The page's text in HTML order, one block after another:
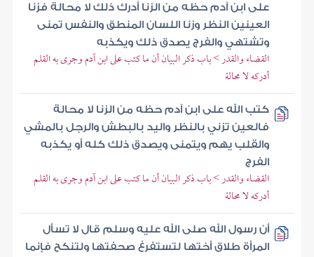
على ابن آدم حظه من الزنا أدرك ذلك لا محالة فزنا
العينين النظر وزنا اللسان المنطق والنفس تمنى
وتشتهي والفرج يصدق ذلك ويكذبه
القضاء والقدر > باب ذكر البيان أن ما كتب على ابن آدم وجرى به القلم
أدركه لا محالة
كتب الله على ابن آدم حظه من الزنا لا محالة
فالعين تزني بالنظر واليد بالبطش والرجل بالمشي
والقلب يهم ويتمنى ويصدق ذلك كله أو يكذبه
الفرج
القضاء والقدر > باب ذكر البيان أن ما كتب على ابن آدم وجرى به القلم
أدركه لا محالة
أن رسول الله صلى الله عليه وسلم قال لا تسأل
المرأة طلاق أختها لتستفرغ صحفتها ولتنكح فإنما